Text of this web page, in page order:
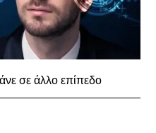
σε άλλο επίπεδο